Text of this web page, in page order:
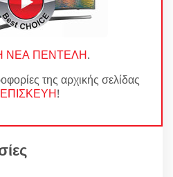
ΝΕΑ ΠΕΝΤΕΛΗ.
της αρχικής σελίδας
ΕΠΙΣΚΕΥΗ!